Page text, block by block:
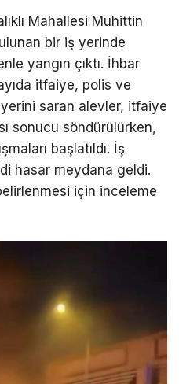
Mahallesi Muhittin
bir iş yerinde
yangın çıktı. İhbar
itfaiye, polis ve
saran alevler, itfaiye
sonucu söndürülürken,
başlatıldı. İş
hasar meydana geldi.
için inceleme